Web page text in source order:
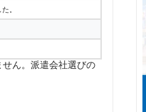
。
ん。派遣会社選びの